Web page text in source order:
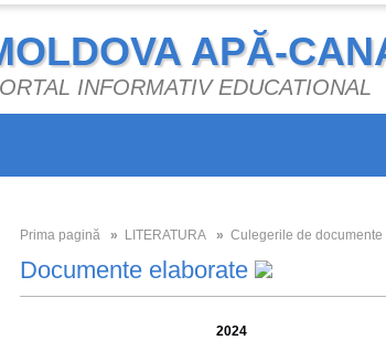
APĂ-
INFORMATIV EDUCATIONAL
Prima pagină » LITERATURA » Culegerile de
Documente elaborate
2024